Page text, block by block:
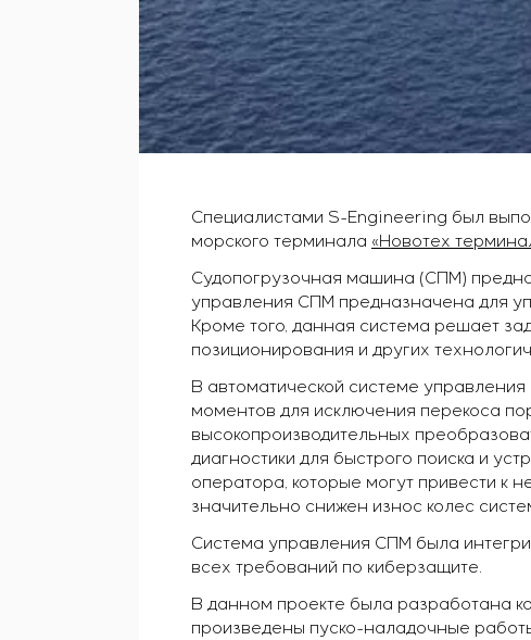
Специалистами S-Engineering был
морского терминала «Новотех
Судопогрузочная машина (СПМ)
управления СПМ предназначена для
Кроме того, данная система решает
позиционирования и других
В автоматической системе
моментов для исключения перекоса
высокопроизводительных
диагностики для быстрого поиска и
оператора, которые могут привести к
значительно снижен износ колес
Система управления СПМ была
всех требований по киберзащите.
В данном проекте была разработана
произведены пуско-наладочные